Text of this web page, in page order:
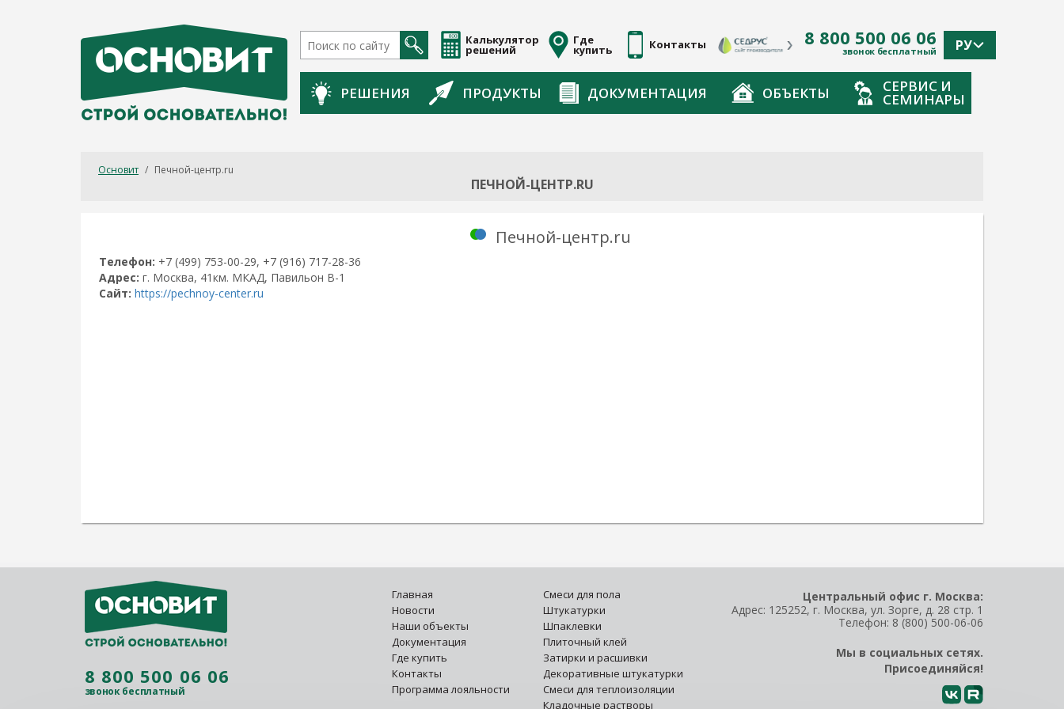
Калькулятор
решений
Где
купить Контакты 8 800 500 06 06
звонок бесплатный РУ
РЕШЕНИЯ ПРОДУКТЫ ДОКУМЕНТАЦИЯ ОБЪЕКТЫ СЕРВИС И
СЕМИНАРЫ
Основит / Печной-центр.ru
ПЕЧНОЙ-ЦЕНТР.RU
Телефон: +7 (499) 753-00-29, +7 (916) 717-28-36
Адрес: г. Москва, 41км. МКАД, Павильон В-1
Сайт: https://pechnoy-center.ru
Печной-центр.ru
Главная
Новости
Наши объекты
Документация
Где купить
Контакты
Программа лояльности
Смеси для пола
Штукатурки
Шпаклевки
Плиточный клей
Затирки и расшивки
Декоративные штукатурки
Смеси для теплоизоляции
Кладочные растворы
8 800 500 06 06
звонок бесплатный
Центральный офис г. Москва:
Адрес: 125252, г. Москва, ул. Зорге, д. 28 стр. 1
Телефон: 8 (800) 500-06-06
Мы в социальных сетях.
Присоединяйся!